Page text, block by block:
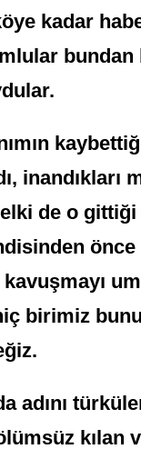
kadar
bundan
inandıkları
de o
kavuşmayı
birimiz bunu
adını
kılan